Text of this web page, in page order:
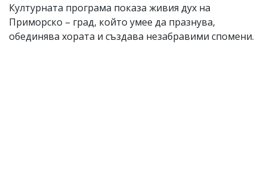
Културната програма показа живия дух на
Приморско – град, който умее да празнува,
обединява хората и създава незабравими спомени.